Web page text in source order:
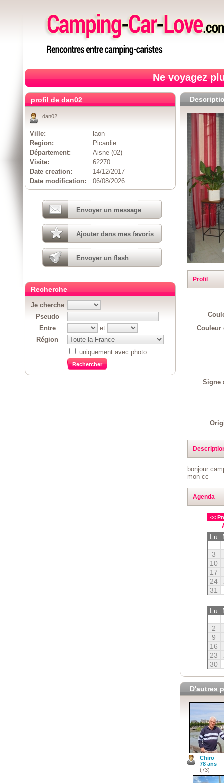
Ne voyagez
Profil
Couleur
Signe
bonjour
mon cc
Agenda
<<
Lu
3
10
17
24
31
Lu
2
9
16
23
30
D'autres
Chiro
78 ans
(73)
profil de dan02
dan02
Ville:
laon
Region:
Picardie
Département:
Aisne (02)
Visite:
62270
Date creation:
14/12/2017
Date modification:
06/08/2026
Envoyer un message
Ajouter dans mes favoris
Envoyer un flash
Recherche
Je cherche
Pseudo
Entre
et
Région
uniquement avec photo